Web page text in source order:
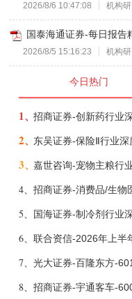
2026/8/6 10:47:08 机构
国泰海通证券-每日报告
2026/8/5 15:16:23 机构
今日热门
1、
2、
3、嘉世咨询-宠物主粮行
4、
5、
6、
7、
8、